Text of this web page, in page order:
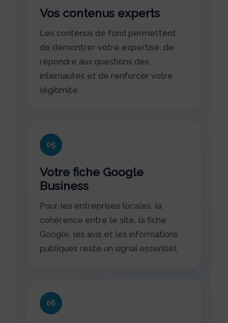
Vos contenus experts
Les contenus de fond permettent
de démontrer votre expertise, de
répondre aux questions des
internautes et de renforcer votre
légitimité.
05
Votre fiche Google
Business
Pour les entreprises locales, la
cohérence entre le site, la fiche
Google, les avis et les informations
publiques reste un signal essentiel.
06